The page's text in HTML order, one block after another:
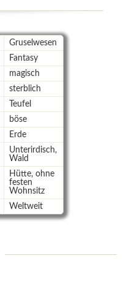
Gruselwesen
Fantasy
magisch
sterblich
Teufel
böse
Erde
Unterirdisch,
Wald
Hütte, ohne
festen
Wohnsitz
Weltweit